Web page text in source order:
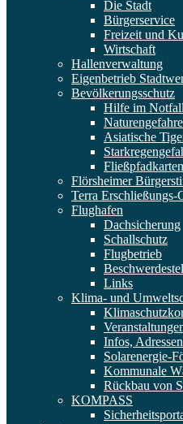
Die Stadt
Bürgerservice
Freizeit und
Wirtschaft
Hallenverwaltung
Eigenbetrieb
Bevölkerungsschutz
Hilfe im Notfall
Asiatische
Fließpfadkarten
Flörsheimer
Terra Erschließungs-
Flughafen
Dachsicherung
Schallschutz
Flugbetrieb
Links
Klima- und
Infos,
Solarenergie-
Kommunale
Rückbau von
KOMPASS